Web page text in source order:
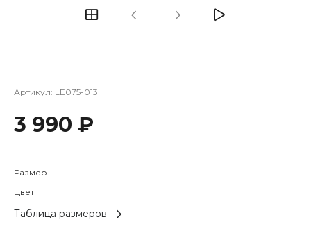
Артикул: LE075-013
3 990 ₽
Размер
Цвет
Таблица размеров